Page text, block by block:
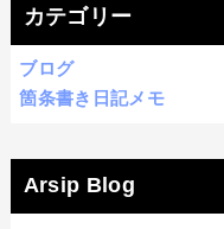
カテゴリー
ブログ
箇条書き日記メモ
Arsip Blog